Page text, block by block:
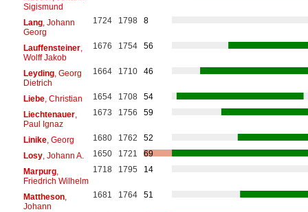
Sigismund
Lang, Johann
Georg
1724 1798 8
Lauffensteiner,
Wolff Jakob
1676 1754 56
Leyding, Georg
Dietrich
1664 1710 46
Liebe, Christian 1654 1708
54
Liechtenauer,
Paul Ignaz
1673 1756 59
Linike, Georg 1680 1762
52
Losy, Johann A. 1650 1721
69
Marpurg,
Friedrich Wilhelm
1718 1795 14
Mattheson,
Johann
1681 1764 51